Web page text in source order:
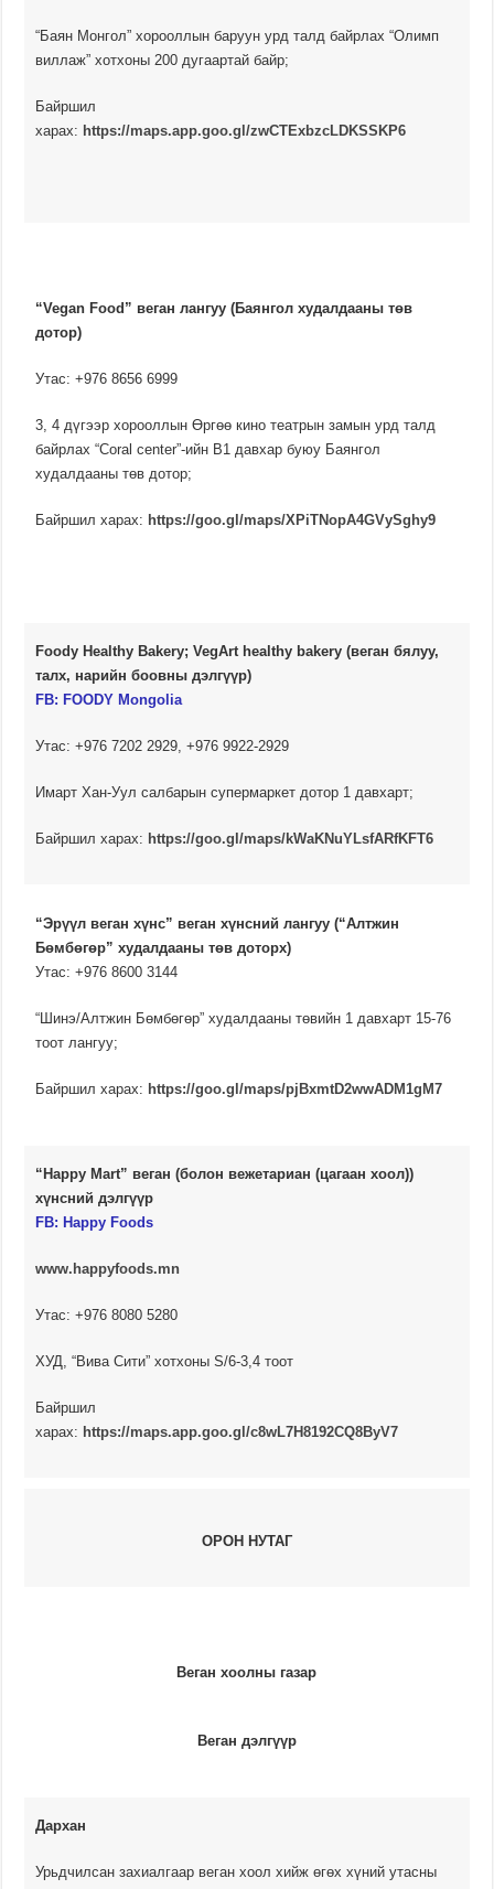
“Баян Монгол” хорооллын баруун урд талд байрлах “Олимп
виллаж” хотхоны 200 дугаартай байр;
Байршил
харах: https://maps.app.goo.gl/zwCTExbzcLDKSSKP6
“Vegan Food” веган лангуу (Баянгол худалдааны төв
дотор)
Утас: +976 8656 6999
3, 4 дүгээр хорооллын Өргөө кино театрын замын урд талд
байрлах “Coral center”-ийн В1 давхар буюу Баянгол
худалдааны төв дотор;
Байршил харах: https://goo.gl/maps/XPiTNopA4GVySghy9
Foody Healthy Bakery; VegArt healthy bakery (веган бялуу,
талх, нарийн боовны дэлгүүр)
FB: FOODY Mongolia
Утас: +976 7202 2929, +976 9922-2929
Имарт Хан-Уул салбарын супермаркет дотор 1 давхарт;
Байршил харах: https://goo.gl/maps/kWaKNuYLsfARfKFT6
“Эрүүл веган хүнс” веган хүнсний лангуу (“Алтжин
Бөмбөгөр” худалдааны төв доторх)
Утас: +976 8600 3144
“Шинэ/Алтжин Бөмбөгөр” худалдааны төвийн 1 давхарт 15-76
тоот лангуу;
Байршил харах: https://goo.gl/maps/pjBxmtD2wwADM1gM7
“Happy Mart” веган (болон вежетариан (цагаан хоол))
хүнсний дэлгүүр
FB: Happy Foods
www.happyfoods.mn
Утас: +976 8080 5280
ХУД, “Вива Сити” хотхоны S/6-3,4 тоот
Байршил
харах: https://maps.app.goo.gl/c8wL7H8192CQ8ByV7
ОРОН НУТАГ
Веган хоолны газар
Веган дэлгүүр
Дархан
Урьдчилсан захиалгаар веган хоол хийж өгөх хүний утасны